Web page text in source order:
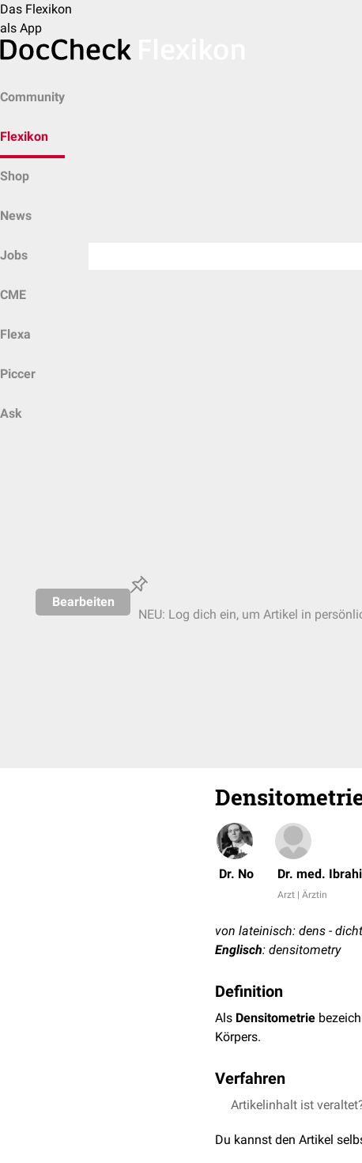
Das Flexikon
als App
Community
Flexikon
Shop
News
Jobs
CME
Flexa
Piccer
Ask
Bearbeiten
NEU: Log dich ein, um Artikel in
Dr. No Dr. med.
Arzt | Ärztin
von lateinisch: dens -
Englisch: densitometry
Definition
Als Densitometrie
Körpers.
Verfahren
Osteodensitometrie:
Körperfettanteils
Artikelinhalt ist
Du kannst den Artikel